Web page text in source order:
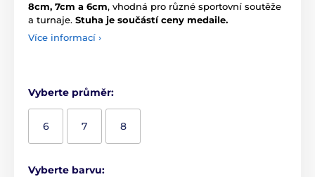
8cm, 7cm a 6cm, vhodná pro různé sportovní soutěže
a turnaje. Stuha je součástí ceny medaile.
Více informací ›
Vyberte průměr:
6 7 8
Vyberte barvu: